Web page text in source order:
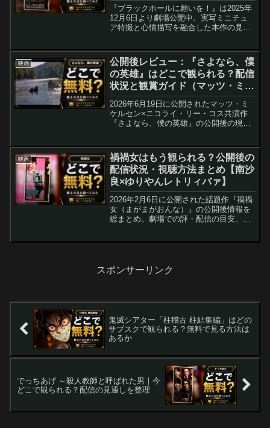
『ブラックホールに願いを！』は2025年
12月6日より劇場公開中。実写ミニチュ
ア特撮と心情描写を融合した本作の見ど
無料視聴を狙う方法も解説。
映画
公開後レビュー：『さよなら、僕
の英雄』はどこで観られる？配信
状況と観賞ガイド（マッツ・ミケ
ルセン×ニコライ・リー・コス）
2026年6月19日に公開されたマッツ・ミ
ケルセン×ニコライ・リー・コス共演作
『さよなら、僕の英雄』の公開後の現
ました。配信・レンタル開始の予想や、
今すぐ観るためのチェックポイントも解
説します。
映画
禍禍女はもう観られる？公開後の
配信状況・視聴方法まとめ【南沙
良×ゆりやんレトリィバァ】
2026年2月6日に公開された話題作『禍禍
女（まがまがおんな）』の公開後情報を
総まとめ。劇場での評・配信の目安、無
スポンサーリンク
鬼滅シアター「柱稽古 柱結集編」はどの
サブスクで観られる？無料で見る方法は
あるか
でっちあげ ～殺人教師と呼ばれた男｜今
どこで観られる？配信の見通しを整理